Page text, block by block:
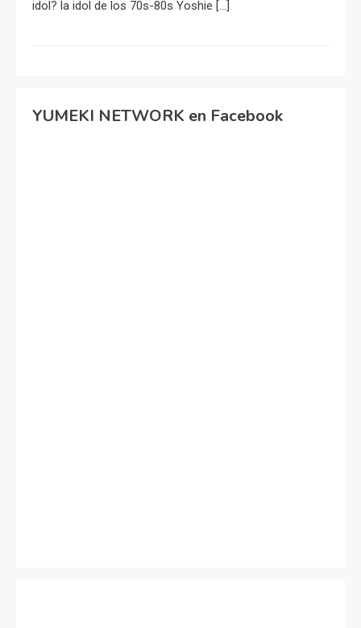
idol? la idol de los 70s-80s Yoshie […]
YUMEKI NETWORK en Facebook